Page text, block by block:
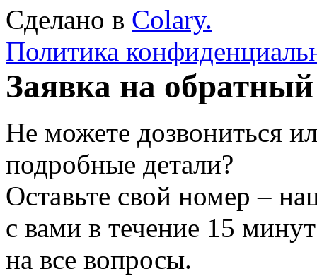
Сделано в Colary.
Политика
Заявка на
Не можете дозвониться
подробные детали?
Оставьте свой номер –
с вами в течение 15
на все вопросы.